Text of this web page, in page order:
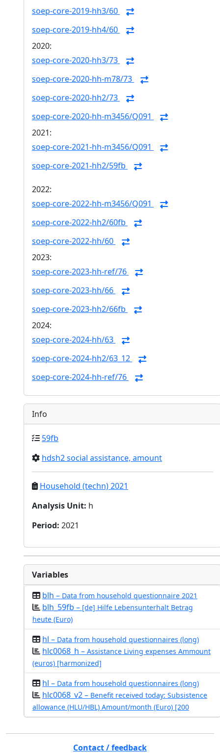
soep-core-2019-hh3/60
soep-core-2019-hh4/60
2020:
soep-core-2020-hh3/73
soep-core-2020-hh-m78/73
soep-core-2020-hh2/73
soep-core-2020-hh-m3456/Q091
2021:
soep-core-2021-hh-m3456/Q091
soep-core-2021-hh2/59fb
2022:
soep-core-2022-hh-m3456/Q091
soep-core-2022-hh2/60fb
soep-core-2022-hh/60
2023:
soep-core-2023-hh-ref/76
soep-core-2023-hh/66
soep-core-2023-hh2/66fb
2024:
soep-core-2024-hh/63
soep-core-2024-hh2/63_12
soep-core-2024-hh-ref/76
Info
59fb
hdsh2 social assistance, amount
Household (techn) 2021
Analysis Unit: h
Period: 2021
Variables
blh – Data from household questionnaire 2021
blh_59fb – [de] Hilfe Lebensunterhalt Betrag
heute (Euro)
hl – Data from household questionnaires (long)
hlc0068_h – Assistance Living expenses Ammount
(euros) [harmonized]
hl – Data from household questionnaires (long)
hlc0068_v2 – Benefit received today: Subsistence
allowance (HLU/HBL) Amount/month (Euro) [200
Contact / feedback